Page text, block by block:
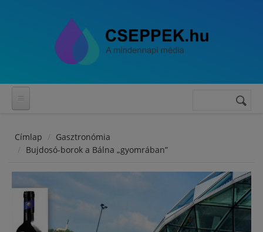
Keresés
Címlap
Gasztronómia
Bujdosó-borok a Bálna „gyomrában”